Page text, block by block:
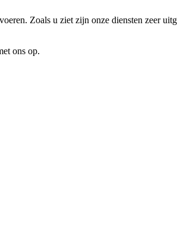
Zoals u ziet zijn onze diensten zeer
ons op.